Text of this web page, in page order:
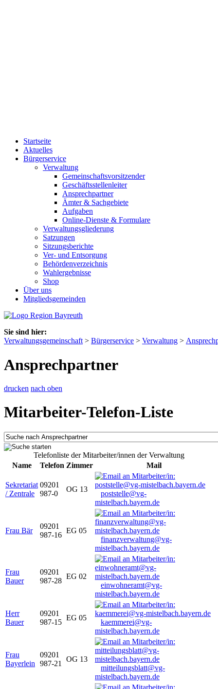
Startseite
Aktuelles
Bürgerservice
Verwaltung
Gemeinschaftsvorsitzender
Geschäftsstellenleiter
Ansprechpartner
Ämter & Sachgebiete
Aufgaben
Online-Dienste & Formulare
Verwaltungsgliederung
Satzungen
Sitzungsberichte
Ver- und Entsorgung
Behördenverzeichnis
Wahlergebnisse
Shop
Über uns
Mitgliedsgemeinden
Sie sind hier:
Verwaltungsgemeinschaft > Bürgerservice > Verwaltung >
Ansprechpartner
drucken nach oben
Mitarbeiter-Telefon-Liste
Telefonliste der Mitarbeiter/innen der Verwaltung
Name
Telefon Zimmer Mail
Sekretariat
/ Zentrale
09201
987-0
OG 13
poststelle@vg-
mistelbach.bayern.de
Frau Bär
09201
987-16
EG 05
finanzverwaltung@vg-
mistelbach.bayern.de
Frau
Bauer
09201
987-28
EG 02
einwohneramt@vg-
mistelbach.bayern.de
Herr
Bauer
09201
987-15
EG 05
kaemmerei@vg-
mistelbach.bayern.de
Frau
Bayerlein
09201
987-21
OG 13
mitteilungsblatt@vg-
mistelbach.bayern.de